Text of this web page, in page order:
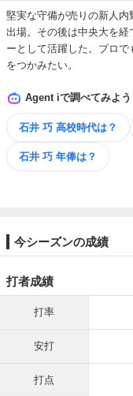
堅実な守備が売りの新人
出場。その後は中央大を
ーとして活躍した。プロ
をつかみたい。
Agent iで調べてみよう
石井 巧 高校時代は？
石井 巧 年俸は？
今シーズンの成績
打者成績
打率
安打
打点